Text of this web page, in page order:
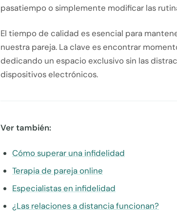
pasatiempo o simplemente modificar las
El tiempo de calidad es esencial para
nuestra pareja. La clave es encontrar
dedicando un espacio exclusivo sin las
dispositivos electrónicos.
Ver también:
Cómo superar una infidelidad
Terapia de pareja online
Especialistas en infidelidad
¿Las relaciones a distancia funcionan?